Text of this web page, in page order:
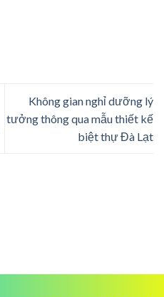
Không gian nghỉ dưỡng lý
tưởng thông qua mẫu thiết kế
biệt thự Đà Lạt